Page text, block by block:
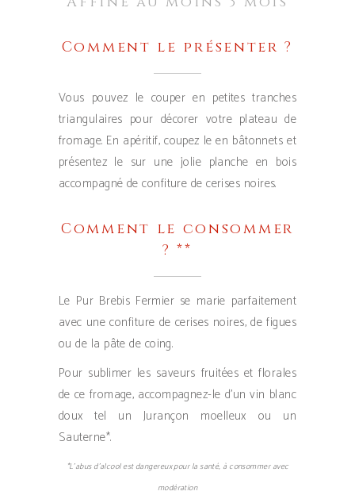
Comment le présenter ?
Vous pouvez le couper en petites tranches
triangulaires pour décorer votre plateau de
fromage. En apéritif, coupez le en bâtonnets et
présentez le sur une jolie planche en bois
accompagné de confiture de cerises noires.
Comment le consommer
? **
Le Pur Brebis Fermier se marie parfaitement
avec une confiture de cerises noires, de figues
ou de la pâte de coing.
Pour sublimer les saveurs fruitées et florales
de ce fromage, accompagnez-le d’un vin blanc
doux tel un Jurançon moelleux ou un
Sauterne*.
*L’abus d’alcool est dangereux pour la santé, à consommer avec
modération